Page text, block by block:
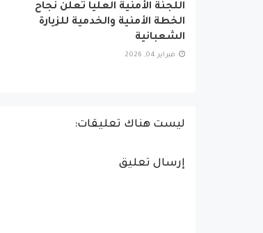
اللجنة الأمنية العليا تعلن نجاح
الخطة الأمنية والخدمية للزيارة
الشعبانية
فبراير 04, 2026
ليست هناك تعليقات:
إرسال تعليق